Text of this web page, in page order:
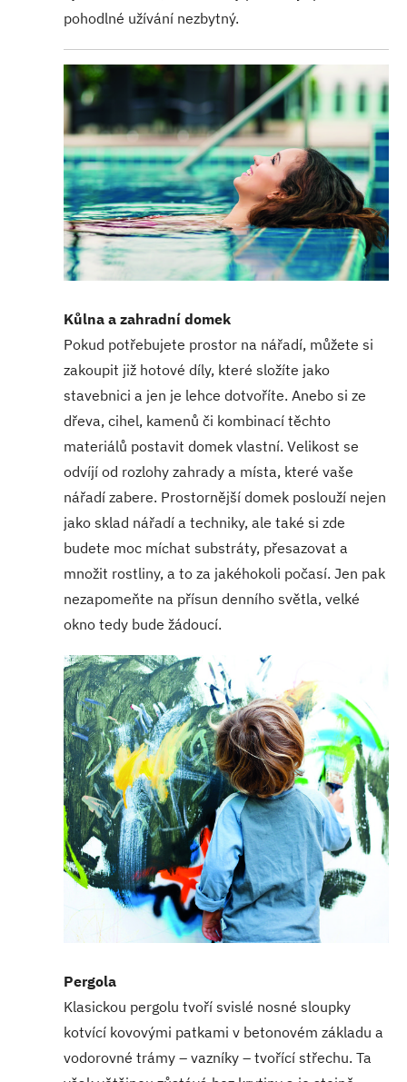
pohodlné užívání nezbytný.
Kůlna a zahradní domek
Pokud potřebujete prostor na nářadí, můžete si
zakoupit již hotové díly, které složíte jako
stavebnici a jen je lehce dotvoříte. Anebo si ze
dřeva, cihel, kamenů či kombinací těchto
materiálů postavit domek vlastní. Velikost se
odvíjí od rozlohy zahrady a místa, které vaše
nářadí zabere. Prostornější domek poslouží nejen
jako sklad nářadí a techniky, ale také si zde
budete moc míchat substráty, přesazovat a
množit rostliny, a to za jakéhokoli počasí. Jen pak
nezapomeňte na přísun denního světla, velké
okno tedy bude žádoucí.
Pergola
Klasickou pergolu tvoří svislé nosné sloupky
kotvící kovovými patkami v betonovém základu a
vodorovné trámy – vazníky – tvořící střechu. Ta